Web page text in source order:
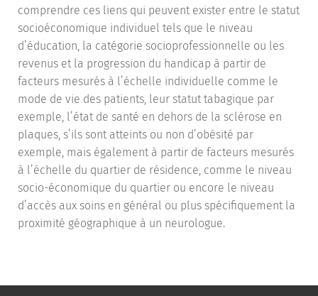
comprendre ces liens qui peuvent exister entre le statut
socioéconomique individuel tels que le niveau
d’éducation, la catégorie socioprofessionnelle ou les
revenus et la progression du handicap à partir de
facteurs mesurés à l’échelle individuelle comme le
mode de vie des patients, leur statut tabagique par
exemple, l’état de santé en dehors de la sclérose en
plaques, s’ils sont atteints ou non d’obésité par
exemple, mais également à partir de facteurs mesurés
à l’échelle du quartier de résidence, comme le niveau
socio-économique du quartier ou encore le niveau
d’accès aux soins en général ou plus spécifiquement la
proximité géographique à un neurologue.